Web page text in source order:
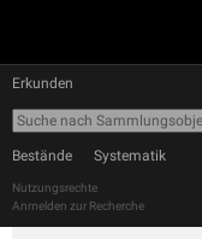
Erkunden
Bestände Systematik
Nutzungsrechte
Anmelden zur Recherche